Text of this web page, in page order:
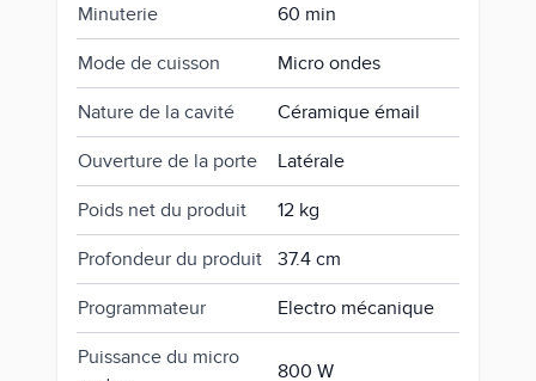
Minuterie 60 min
Mode de cuisson Micro ondes
Nature de la cavité Céramique émail
Ouverture de la porte Latérale
Poids net du produit 12 kg
Profondeur du produit 37.4 cm
Programmateur Electro mécanique
Puissance du micro
800 W